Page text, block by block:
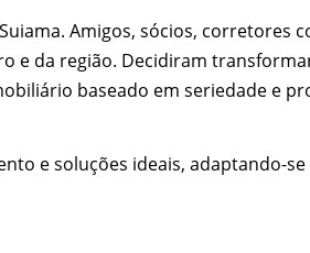
Amigos, sócios, corretores
e da região. Decidiram
baseado em seriedade e
e soluções ideais, adaptando-